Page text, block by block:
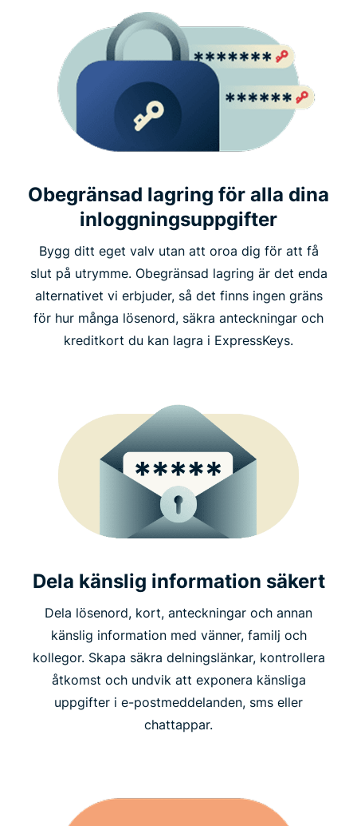
Obegränsad lagring för alla dina
inloggningsuppgifter
Bygg ditt eget valv utan att oroa dig för att få
slut på utrymme. Obegränsad lagring är det enda
alternativet vi erbjuder, så det finns ingen gräns
för hur många lösenord, säkra anteckningar och
kreditkort du kan lagra i ExpressKeys.
Dela känslig information säkert
Dela lösenord, kort, anteckningar och annan
känslig information med vänner, familj och
kollegor. Skapa säkra delningslänkar, kontrollera
åtkomst och undvik att exponera känsliga
uppgifter i e-postmeddelanden, sms eller
chattappar.